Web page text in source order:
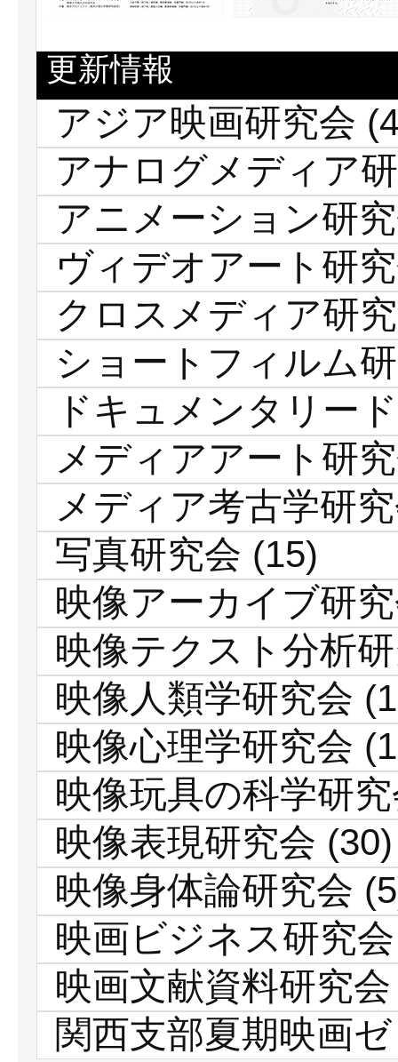
更新情報
アジア映画研究会
アナログメディア
アニメーション研
ヴィデオアート研
クロスメディア研
ショートフィルム
ドキュメンタリー
メディアアート研
メディア考古学研
写真研究会 (15)
映像アーカイブ研
映像テクスト分析
映像人類学研究会
映像心理学研究会
映像玩具の科学研
映像表現研究会 (30)
映像身体論研究会
映画ビジネス研究会
映画文献資料研究会
関西支部夏期映画